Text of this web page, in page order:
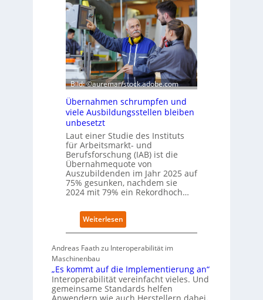
I
-
I
n
d
e
x
a
f
P
a
t
z
1
t
s
c
h
e
W
i
r
s
c
a
f
t
z
e
i
t
s
i
h
o
b
u
Bild: ©auremar/stock.adobe.com
Übernahmen schrumpfen und
viele Ausbildungsstellen bleiben
unbesetzt
Laut einer Studie des Instituts
für Arbeitsmarkt- und
Berufsforschung (IAB) ist die
Übernahmequote von
Auszubildenden im Jahr 2025 auf
75% gesunken, nachdem sie
2024 mit 79% ein Rekordhoch…
Weiterlesen:
Ü
e
n
a
h
Andreas Faath zu Interoperabilität im
Maschinenbau
„Es kommt auf die Implementierung an“
Interoperabilität vereinfacht vieles. Und
gemeinsame Standards helfen